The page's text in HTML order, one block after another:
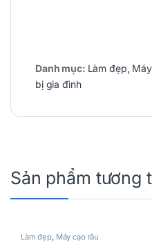
Danh mục: Làm đẹp,
bị gia đình
Sản phẩm tương
Làm đẹp, Máy cạo râu